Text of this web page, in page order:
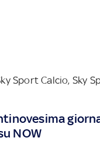
Sport Calcio, Sky
NOW